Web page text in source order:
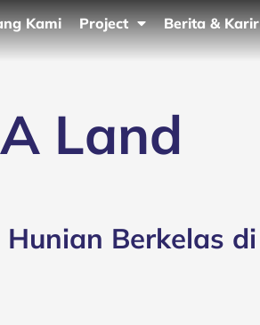
Kami Project Berita & Karir
Land
Berkelas di